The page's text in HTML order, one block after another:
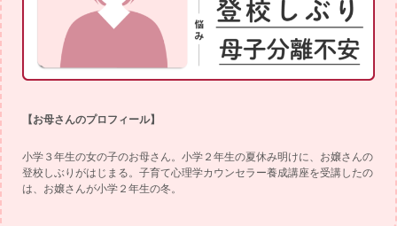
【お母さんのプロフィール】
小学３年生の女の子のお母さん。小学２年生の夏休み明けに、お嬢さんの
登校しぶりがはじまる。子育て心理学カウンセラー養成講座を受講したの
は、お嬢さんが小学２年生の冬。